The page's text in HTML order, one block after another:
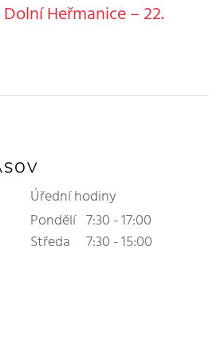
Heřmanice – 22.
Úřední hodiny
Pondělí 7:30 - 17:00
Středa
7:30 - 15:00